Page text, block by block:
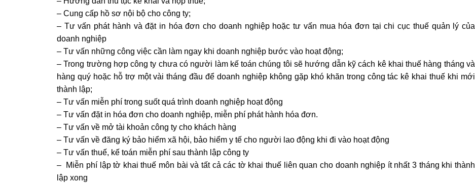
– Cung cấp hồ sơ nội bộ cho công ty;
– Tư vấn phát hành và đặt in hóa đơn cho doanh nghiệp hoặc tư vấn mua hóa đơn tại chi cục thuế quản lý của
doanh nghiệp
– Tư vấn những công việc cần làm ngay khi doanh nghiệp bước vào hoạt động;
– Trong trường hợp công ty chưa có người làm kế toán chúng tôi sẽ hướng dẫn kỹ cách kê khai thuế hàng tháng và
hàng quý hoặc hỗ trợ một vài tháng đầu để doanh nghiệp không gặp khó khăn trong công tác kê khai thuế khi mới
thành lập;
– Tư vấn miễn phí trong suốt quá trình doanh nghiệp hoạt động
– Tư vấn đặt in hóa đơn cho doanh nghiệp, miễn phí phát hành hóa đơn.
– Tư vấn về mở tài khoản công ty cho khách hàng
– Tư vấn về đăng ký bảo hiểm xã hội, bảo hiểm y tế cho người lao động khi đi vào hoạt động
– Tư vấn thuế, kế toán miễn phí sau thành lập công ty
– Miễn phí lập tờ khai thuế môn bài và tất cả các tờ khai thuế liên quan cho doanh nghiệp ít nhất 3 tháng khi thành
lập xong